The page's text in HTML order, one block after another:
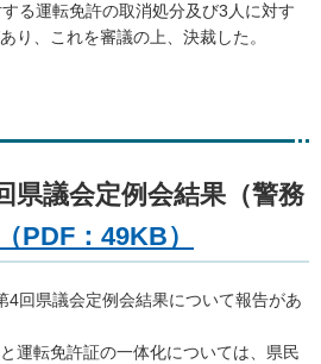
る運転免許の取消処分及び3人に対す
り、これを審議の上、決裁した。
県議会定例会結果（警務
PDF：49KB）
4回県議会定例会結果について報告があ
運転免許証の一体化については、県民